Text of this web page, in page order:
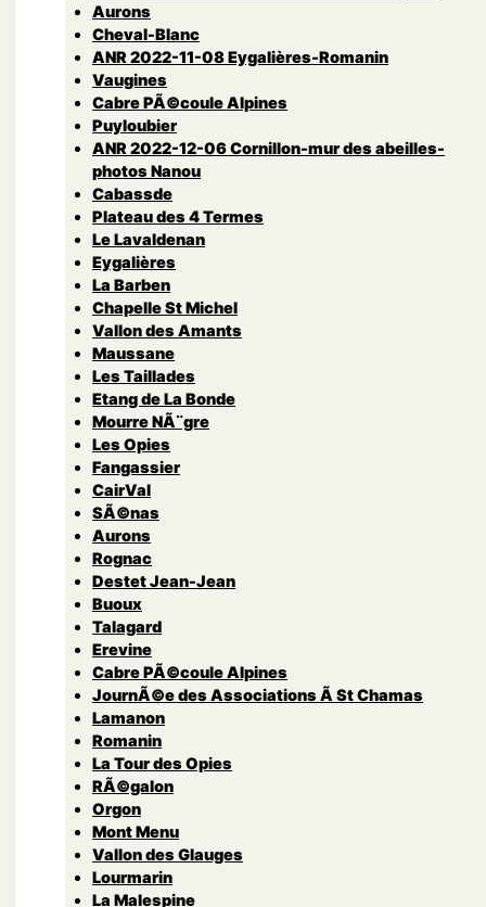
Aurons
Cheval-Blanc
ANR 2022-11-08 Eygalières-Romanin
Vaugines
Cabre PÃ©coule Alpines
Puyloubier
ANR 2022-12-06 Cornillon-mur des abeilles-
photos Nanou
Cabassde
Plateau des 4 Termes
Le Lavaldenan
Eygalières
La Barben
Chapelle St Michel
Vallon des Amants
Maussane
Les Taillades
Etang de La Bonde
Mourre NÃ¨gre
Les Opies
Fangassier
CairVal
SÃ©nas
Aurons
Rognac
Destet Jean-Jean
Buoux
Talagard
Erevine
Cabre PÃ©coule Alpines
JournÃ©e des Associations Ã St Chamas
Lamanon
Romanin
La Tour des Opies
RÃ©galon
Orgon
Mont Menu
Vallon des Glauges
Lourmarin
La Malespine